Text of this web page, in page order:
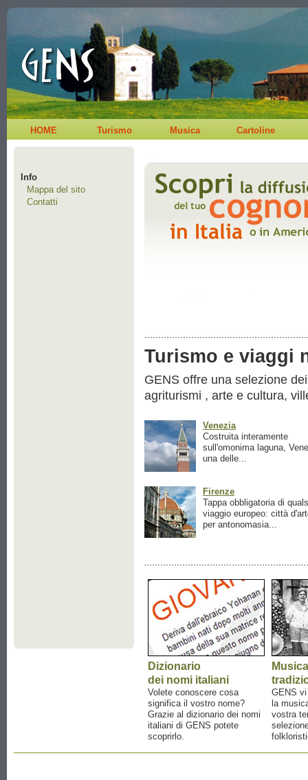
HOME Turismo Musica Cartoline
Info
Mappa del sito
Contatti
Turismo e viaggi
GENS offre una selezione
agriturismi , arte e cultura,
Venezia
Costruita interamente
sull'omonima laguna,
una delle...
Firenze
Tappa obbligatoria di
viaggio europeo: città
per antonomasia...
Dizionario
dei nomi italiani
Volete conoscere cosa
significa il vostro nome?
Grazie al dizionario dei nomi
italiani di GENS potete
scoprirlo.
Musica
GENS
la
vostra